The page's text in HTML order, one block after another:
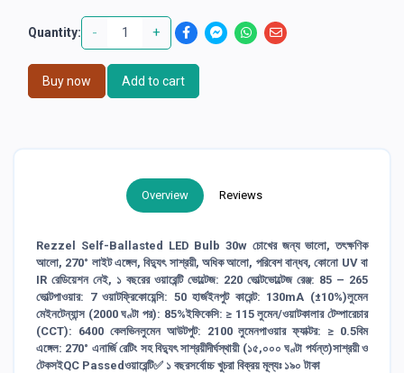
Quantity: - +
Buy now Add to cart
Overview Reviews
Rezzel Self-Ballasted LED Bulb 30w চোখের জন্য ভালো, তৎক্ষণিক
আলো, 270° লাইট এঙ্গেল, বিদ্যুৎ সাশ্রয়ী, অধিক আলো, পরিবেশ বান্ধব, কোনো UV বা
IR রেডিয়েশন নেই, ১ বছরের ওয়ারেন্টি ভোল্টেজ: 220 ভোল্টভোল্টেজ রেঞ্জ: 85 – 265
ভোল্টপাওয়ার: 7 ওয়াটফ্রিকোয়েন্সি: 50 হার্জইনপুট কারেন্ট: 130mA (±10%)লুমেন
মেইনটেন্যান্স (2000 ঘণ্টা পর): 85%ইফিকেসি: ≥ 115 লুমেন/ওয়াটকালার টেম্পারেচার
(CCT): 6400 কেলভিনলুমেন আউটপুট: 2100 লুমেনপাওয়ার ফ্যাক্টর: ≥ 0.5বিম
এঙ্গেল: 270° এনার্জি রেটিং সহ বিদ্যুৎ সাশ্রয়ীদীর্ঘস্থায়ী (১৫,০০০ ঘণ্টা পর্যন্ত)সাশ্রয়ী ও
টেকসইQC Passedওয়ারেন্টি✅ ১ বছরসর্বোচ্চ খুচরা বিক্রয় মূল্যঃ ১৯০ টাকা